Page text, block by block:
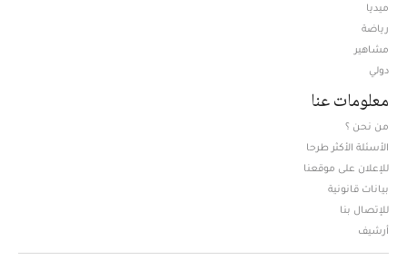
ميديا
رياضة
مشاهير
دولي
معلومات عنا
من نحن ؟
الأسئلة الأكثر طرحا
للإعلان على موقعنا
بيانات قانونية
للإتصال بنا
أرشيف